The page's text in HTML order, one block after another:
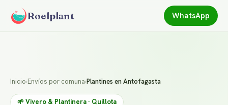
Roelplant WhatsApp
Inicio›Envíos por comuna›Plantines en Antofagasta
🌱 Vivero & Plantinera · Quillota